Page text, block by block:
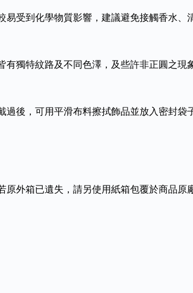
受到化學物質影響，建議避免接觸香水、
獨特紋路及不同色澤，及些許非正圓之現
後，可用平滑布料擦拭飾品並放入密封袋
外箱已遺失，請另使用紙箱包覆於商品原